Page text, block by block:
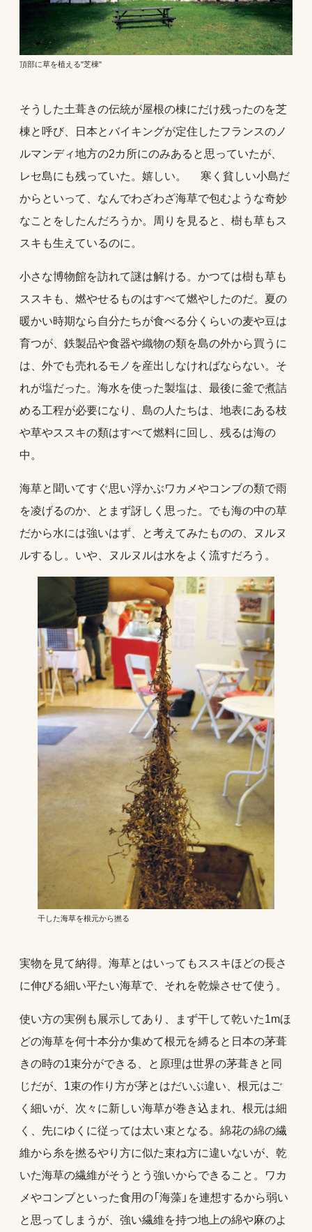
頂部に草を植える"芝棟"
そうした土葺きの伝統が屋根の棟にだけ残ったのを芝
棟と呼び、日本とバイキングが定住したフランスのノ
ルマンディ地方の2カ所にのみあると思っていたが、
レセ島にも残っていた。嬉しい。 寒く貧しい小島だ
からといって、なんでわざわざ海草で包むような奇妙
なことをしたんだろうか。周りを見ると、樹も草もス
スキも生えているのに。
小さな博物館を訪れて謎は解ける。かつては樹も草も
ススキも、燃やせるものはすべて燃やしたのだ。夏の
暖かい時期なら自分たちが食べる分くらいの麦や豆は
育つが、鉄製品や食器や織物の類を島の外から買うに
は、外でも売れるモノを産出しなければならない。そ
れが塩だった。海水を使った製塩は、最後に釜で煮詰
める工程が必要になり、島の人たちは、地表にある枝
や草やススキの類はすべて燃料に回し、残るは海の
中。
海草と聞いてすぐ思い浮かぶワカメやコンブの類で雨
を凌げるのか、とまず訝しく思った。でも海の中の草
だから水には強いはず、と考えてみたものの、ヌルヌ
ルするし。いや、ヌルヌルは水をよく流すだろう。
干した海草を根元から撚る
実物を見て納得。海草とはいってもススキほどの長さ
に伸びる細い平たい海草で、それを乾燥させて使う。
使い方の実例も展示してあり、まず干して乾いた1mほ
どの海草を何十本分か集めて根元を縛ると日本の茅葺
きの時の1束分ができる、と原理は世界の茅葺きと同
じだが、1束の作り方が茅とはだいぶ違い、根元はご
く細いが、次々に新しい海草が巻き込まれ、根元は細
く、先にゆくに従っては太い束となる。綿花の綿の繊
維から糸を撚るやり方に似た束ね方に違いないが、乾
いた海草の繊維がそうとう強いからできること。ワカ
メやコンブといった食用の「海藻」を連想するから弱い
と思ってしまうが、強い繊維を持つ地上の綿や麻のよ